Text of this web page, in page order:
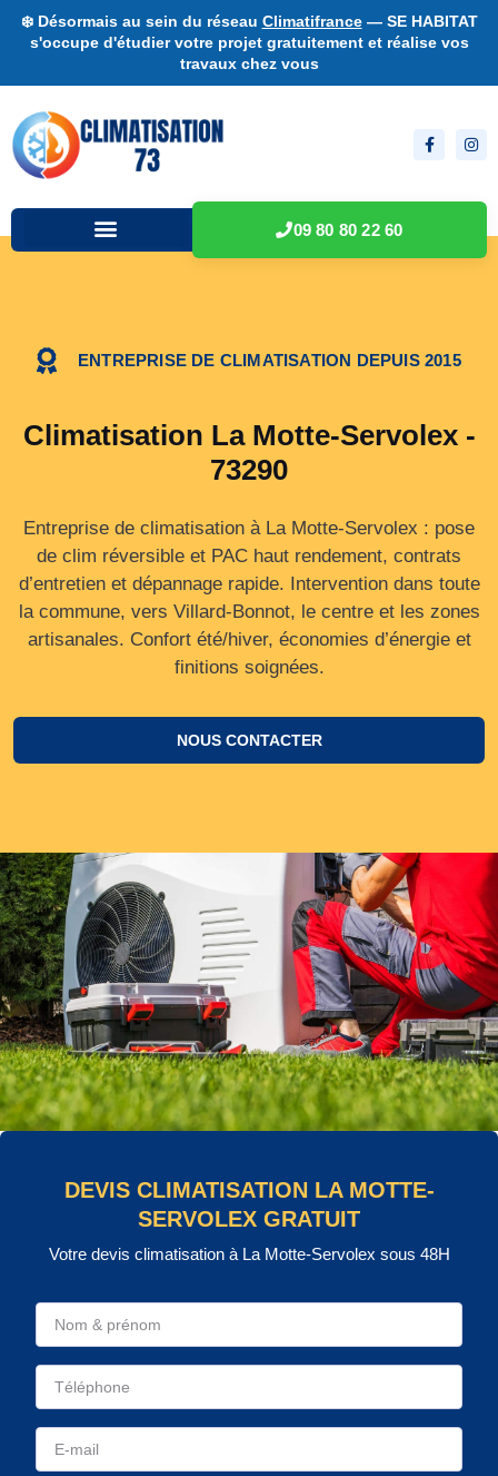
❄️ Désormais au sein du réseau Climatifrance— SE HABITAT
s'occupe d'étudier votre projet gratuitement et réalise vos
travaux chez vous
09 80 80 22 60
ENTREPRISE DE CLIMATISATION DEPUIS 2015
Climatisation La Motte-Servolex -
73290
Entreprise de climatisation à La Motte-Servolex : pose
de clim réversible et PAC haut rendement, contrats
d’entretien et dépannage rapide. Intervention dans toute
la commune, vers Villard‑Bonnot, le centre et les zones
artisanales. Confort été/hiver, économies d’énergie et
finitions soignées.
NOUS CONTACTER
DEVIS CLIMATISATION LA MOTTE-
SERVOLEX GRATUIT
Votre devis climatisation à La Motte-Servolex sous 48H